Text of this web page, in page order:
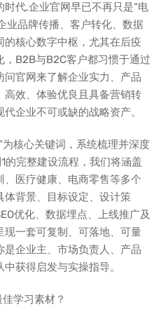
代,企业官网早已不再只是“电
业品牌传播、客户转化、数据
核心数字中枢，尤其在后疫
B2B与B2C客户都习惯于通过
官网来了解企业实力、产品
高效、体验优良且具备营销转
企业不可或缺的战略资产。
核心关键词，系统梳理并深度
的完整建设流程，我们将涵盖
医疗健康、电商零售等多个
背景、目标设定、设计策
优化、数据埋点、上线推广及
现一套可复制、可落地、可量
企业主、市场负责人、产品
获得启发与实操指导。
学习素材？